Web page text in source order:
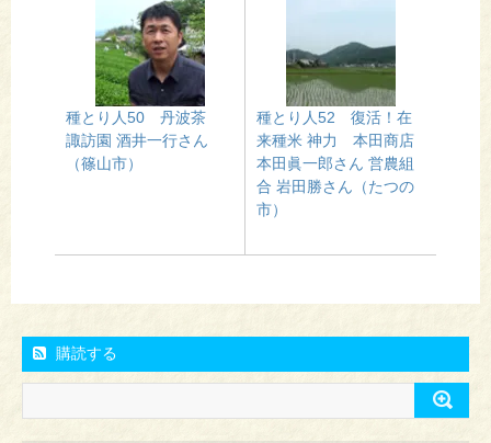
種とり人50 丹波茶
諏訪園 酒井一行さん
（篠山市）
種とり人52 復活！在
来種米 神力 本田商店
本田眞一郎さん 営農組
合 岩田勝さん（たつの
市）
購読する